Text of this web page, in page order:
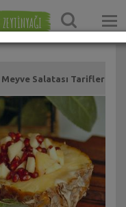
ZEYTİNYAĞI
Meyve Salatası Tarifleri